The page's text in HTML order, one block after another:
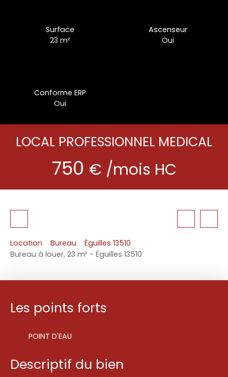
Surface
23m²
Ascenseur
Oui
Conforme ERP
Oui
LOCAL PROFESSIONNEL MEDICAL
750 € /mois HC
Location Bureau
Éguilles 13510
Bureau à louer, 23 m² - Éguilles 13510
Les points forts
POINT D'EAU
Descriptif du bien